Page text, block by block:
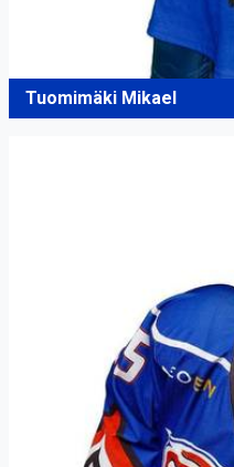
Tuomimäki Mikael